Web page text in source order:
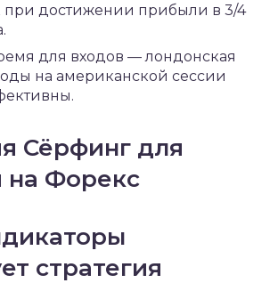
при достижении прибыли в 3/4
для входов — лондонская
на американской сессии
Сёрфинг для
на Форекс
стратегия